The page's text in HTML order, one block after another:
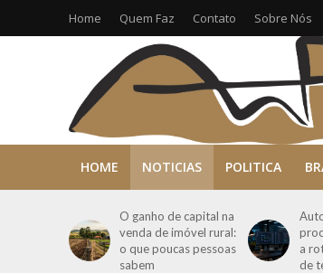
Home Quem Faz Contato Sobre Nós
HOME NOTICIAS POLITICA
O ganho de capital na
venda de imóvel rural:
o que poucas pessoas
sabem
a
de